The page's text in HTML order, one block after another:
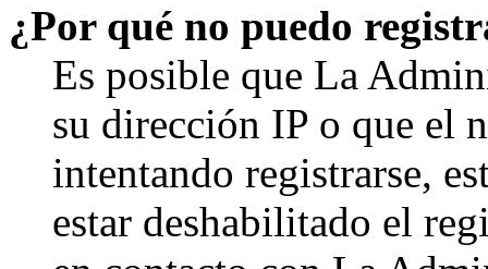
¿Por qué no puedo
Es posible que La
su dirección IP o que el
intentando registrarse,
estar deshabilitado el